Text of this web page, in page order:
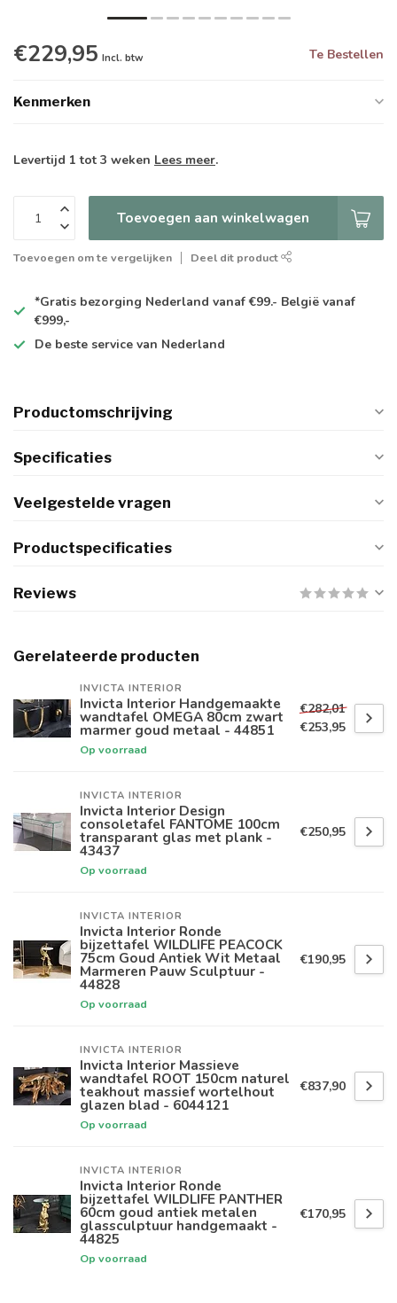
€229,95 Incl. btw Te Bestellen
Kenmerken
Levertijd 1 tot 3 weken Lees meer.
Toevoegen aan winkelwagen
Toevoegen om te vergelijken Deel dit product
*Gratis bezorging Nederland vanaf €99.- België vanaf
€999,-
De beste service van Nederland
Productomschrijving
Specificaties
Veelgestelde vragen
Productspecificaties
Reviews
Gerelateerde producten
INVICTA INTERIOR
Invicta Interior Handgemaakte
wandtafel OMEGA 80cm zwart
marmer goud metaal - 44851
Op voorraad
€282,01
€253,95
INVICTA INTERIOR
Invicta Interior Design
consoletafel FANTOME 100cm
transparant glas met plank -
43437
Op voorraad
€250,95
INVICTA INTERIOR
Invicta Interior Ronde
bijzettafel WILDLIFE PEACOCK
75cm Goud Antiek Wit Metaal
Marmeren Pauw Sculptuur -
44828
Op voorraad
€190,95
INVICTA INTERIOR
Invicta Interior Massieve
wandtafel ROOT 150cm naturel
teakhout massief wortelhout
glazen blad - 6044121
Op voorraad
€837,90
INVICTA INTERIOR
Invicta Interior Ronde
bijzettafel WILDLIFE PANTHER
60cm goud antiek metalen
glassculptuur handgemaakt -
44825
Op voorraad
€170,95